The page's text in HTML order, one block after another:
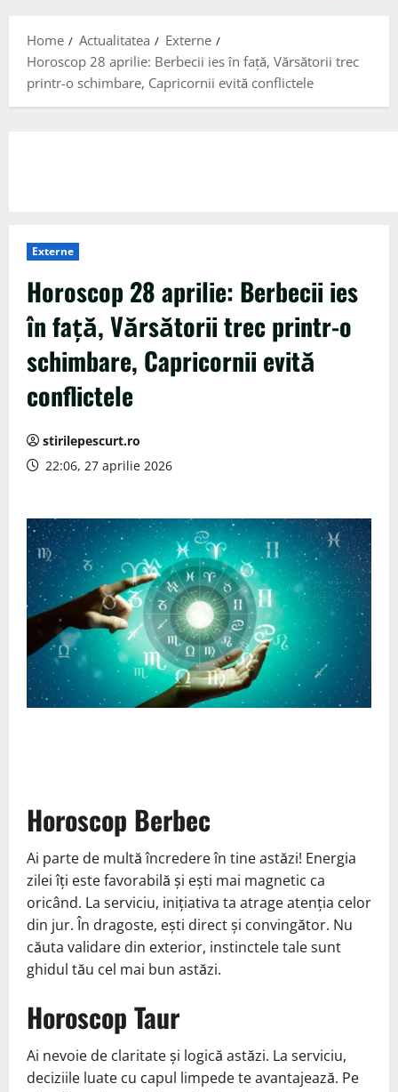
Home Actualitatea
Externe
Horoscop 28 aprilie: Berbecii ies în față, Vărsătorii trec
printr-o schimbare, Capricornii evită conflictele
Externe
Horoscop 28 aprilie: Berbecii ies
în față, Vărsătorii trec printr-o
schimbare, Capricornii evită
conflictele
stirilepescurt.ro
22:06, 27 aprilie 2026
Horoscop Berbec
Ai parte de multă încredere în tine astăzi! Energia
zilei îți este favorabilă și ești mai magnetic ca
oricând. La serviciu, inițiativa ta atrage atenția celor
din jur. În dragoste, ești direct și convingător. Nu
căuta validare din exterior, instinctele tale sunt
ghidul tău cel mai bun astăzi.
Horoscop Taur
Ai nevoie de claritate și logică astăzi. La serviciu,
deciziile luate cu capul limpede te avantajează. Pe